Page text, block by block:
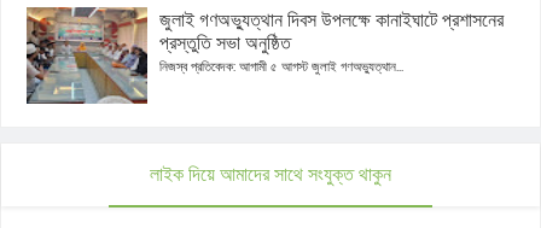
জুলাই গণঅভ্যুত্থান দিবস উপলক্ষে কানাইঘাটে প্রশাসনের
প্রস্তুতি সভা অনুষ্ঠিত
নিজস্ব প্রতিবেদক: আগামী ৫ আগস্ট জুলাই গণঅভ্যুত্থান...
লাইক দিয়ে আমাদের সাথে সংযুক্ত থাকুন